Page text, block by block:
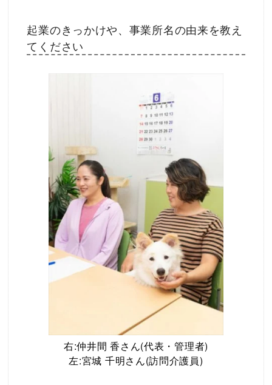
起業のきっかけや、事業所名の由来を教え
てください
右:仲井間 香さん(代表・管理者)
左:宮城 千明さん(訪問介護員)